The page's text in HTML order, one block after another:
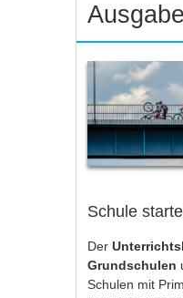
Schule
Der
Grundschulen
Schulen mit